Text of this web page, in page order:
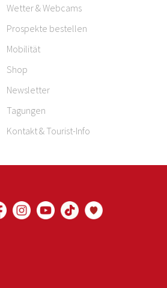
Wetter & Webcams
Prospekte bestellen
Mobilität
Shop
Newsletter
Tagungen
Kontakt & Tourist-Info